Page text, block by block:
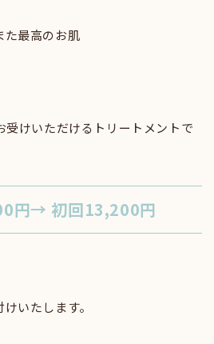
た最高のお肌
受けいただけるトリートメントで
円→ 初回13,200円
いたします。